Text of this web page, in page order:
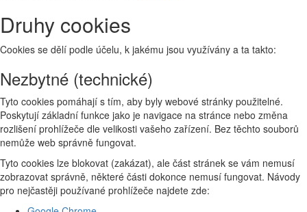
Druhy cookies
Cookies se dělí podle účelu, k jakému jsou využívány a ta takto:
Nezbytné (technické)
Tyto cookies pomáhají s tím, aby byly webové stránky použitelné.
Poskytují základní funkce jako je navigace na stránce nebo změna
rozlišení prohlížeče dle velikosti vašeho zařízení. Bez těchto souborů
nemůže web správně fungovat.
Tyto cookies lze blokovat (zakázat), ale část stránek se vám nemusí
zobrazovat správně, některé části dokonce nemusí fungovat. Návody
pro nejčastěji používané prohlížeče najdete zde: